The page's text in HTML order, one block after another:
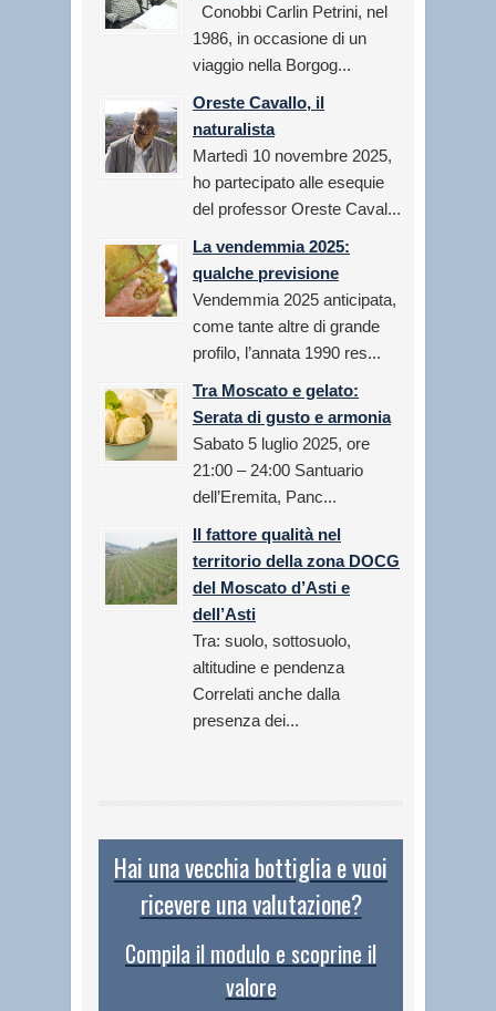
Conobbi Carlin Petrini, nel
1986, in occasione di un
viaggio nella Borgog...
Oreste Cavallo, il
naturalista
Martedì 10 novembre 2025,
ho partecipato alle esequie
del professor Oreste Caval...
La vendemmia 2025:
qualche previsione
Vendemmia 2025 anticipata,
come tante altre di grande
profilo, l’annata 1990 res...
Tra Moscato e gelato:
Serata di gusto e armonia
Sabato 5 luglio 2025, ore
21:00 – 24:00 Santuario
dell’Eremita, Panc...
Il fattore qualità nel
territorio della zona DOCG
del Moscato d’Asti e
dell’Asti
Tra: suolo, sottosuolo,
altitudine e pendenza
Correlati anche dalla
presenza dei...
Hai una vecchia bottiglia e vuoi
ricevere una valutazione?
Compila il modulo e scoprine il
valore